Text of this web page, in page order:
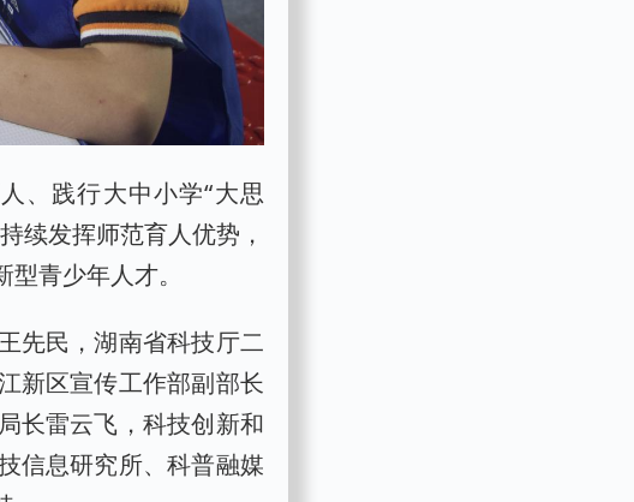
、践行大中小学“大思
续发挥师范育人优势，
青少年人才。
先民，湖南省科技厅二
新区宣传工作部副部长
长雷云飞，科技创新和
信息研究所、科普融媒